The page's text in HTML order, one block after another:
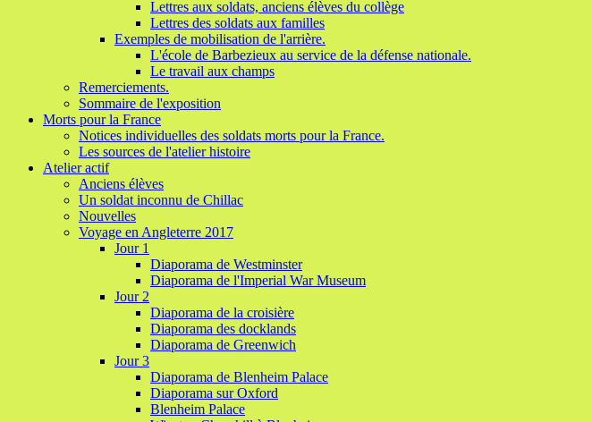
Lettres aux soldats, anciens élèves du collège
Lettres des soldats aux familles
Exemples de mobilisation de l'arrière.
L'école de Barbezieux au service de la défense nationale.
Le travail aux champs
Remerciements.
Sommaire de l'exposition
Morts pour la France
Notices individuelles des soldats morts pour la France.
Les sources de l'atelier histoire
Atelier actif
Anciens élèves
Un soldat inconnu de Chillac
Nouvelles
Voyage en Angleterre 2017
Jour 1
Diaporama de Westminster
Diaporama de l'Imperial War Museum
Jour 2
Diaporama de la croisière
Diaporama des docklands
Diaporama de Greenwich
Jour 3
Diaporama de Blenheim Palace
Diaporama sur Oxford
Blenheim Palace